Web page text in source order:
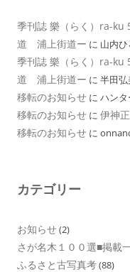
季刊誌 樂（らく）ra-
道 浦上街道ー に 山内
季刊誌 樂（らく）ra-
道 浦上街道ー に 半田弘
移転のお知らせ に ハンタ
移転のお知らせ に 伊神
移転のお知らせ に
カテゴリー
お知らせ(2)
さが名木１００選■掲載
ふるさと古写真考(88)